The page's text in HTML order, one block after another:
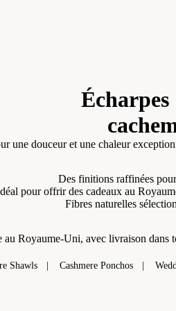
Écharpes
une douceur et une chaleur
Des finitions raffinées
pour offrir des cadeaux au
Fibres naturelles
au Royaume-Uni, avec livraison dans
Shawls Cashmere Ponchos